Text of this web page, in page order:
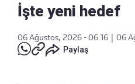
İşte yeni hedef
06 Ağustos, 2026 - 06:16
06
Paylaş